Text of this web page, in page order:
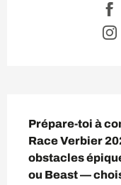
Prépare-toi à
Race Verbier
obstacles
ou Beast —